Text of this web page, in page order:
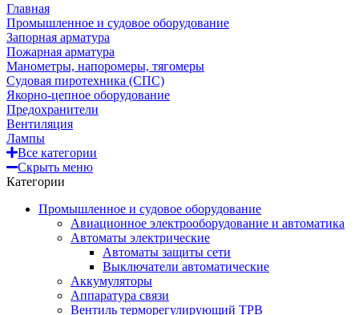
Главная
Промышленное и судовое оборудование
Запорная арматура
Пожарная арматура
Манометры, напоромеры, тягомеры
Судовая пиротехника (СПС)
Якорно-цепное оборудование
Предохранители
Вентиляция
Лампы
Все категории
Скрыть меню
Категории
Промышленное и судовое оборудование
Авиационное электрооборудование и автоматика
Автоматы электрические
Автоматы защиты сети
Выключатели автоматические
Аккумуляторы
Аппаратура связи
Вентиль терморегулирующий ТРВ